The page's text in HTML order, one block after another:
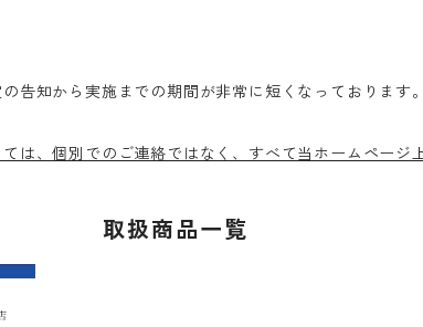
告知から実施までの期間が非常に短くなっておりま
は、個別でのご連絡ではなく、すべて当ホームページ
取扱商品一覧